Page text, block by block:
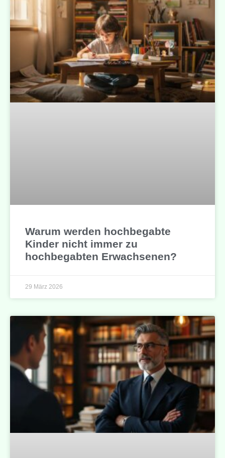
Warum werden hochbegabte
Kinder nicht immer zu
hochbegabten Erwachsenen?
29 März 2026